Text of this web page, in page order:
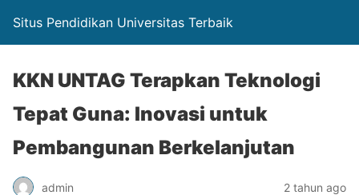
Situs Pendidikan Universitas Terbaik
KKN UNTAG Terapkan Teknologi
Tepat Guna: Inovasi untuk
Pembangunan Berkelanjutan
admin 2 tahun ago